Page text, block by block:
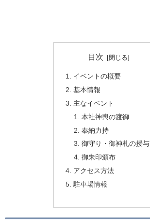
目次
イベントの概要
基本情報
主なイベント
本社神輿の渡御
奉納力持
御守り・御神札の授与
御朱印頒布
アクセス方法
駐車場情報